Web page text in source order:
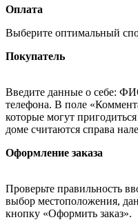
Оплата
Выберите оптимальный
Покупатель
Введите данные о себе:
телефона. В поле
которые могут
доме считаются справа
Оформление заказа
Проверьте правильность
выбор местоположения,
кнопку «Оформить заказ».